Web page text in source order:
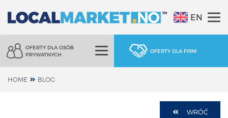
EN
OFERTY DLA OSÓB
PRYWATNYCH
OFERTY DLA FIRM
HOME BLOG
WRÓĆ